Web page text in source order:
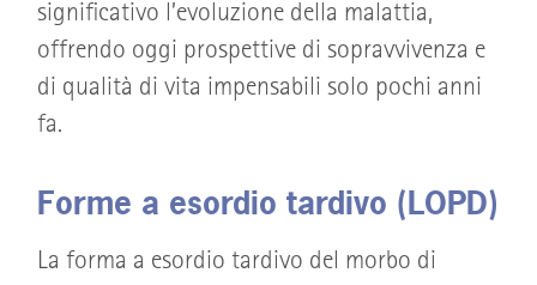
significativo l’evoluzione della malattia,
offrendo oggi prospettive di sopravvivenza e
di qualità di vita impensabili solo pochi anni
fa.
Forme a esordio tardivo (LOPD)
La forma a esordio tardivo del morbo di